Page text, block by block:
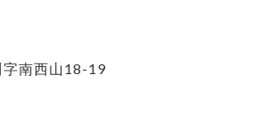
字南西山18-19